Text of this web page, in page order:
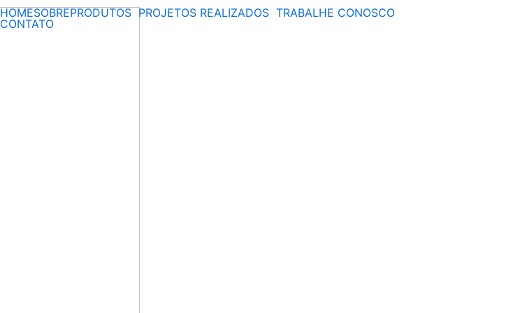
HOMESOBREPRODUTOS PROJETOS REALIZADOS TRABALHE CONOSCO
CONTATO